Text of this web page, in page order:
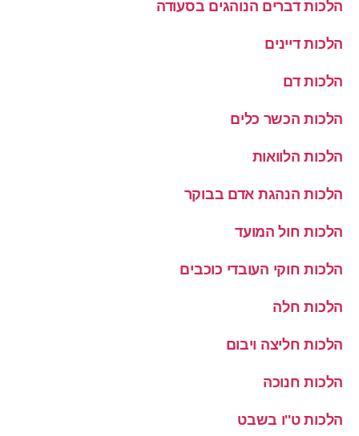
הלכות דברים הנוהגים בסעודה
הלכות דיינים
הלכות דם
הלכות הכשר כלים
הלכות הלוואות
הלכות הנהגת אדם בבוקר
הלכות חול המועד
הלכות חוקי העובדי כוכבים
הלכות חלה
הלכות חליצה ויבום
הלכות חנוכה
הלכות ט''ו בשבט